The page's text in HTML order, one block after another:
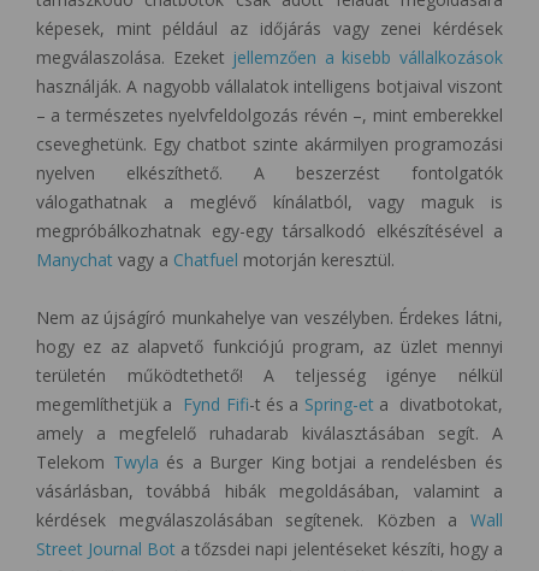
képesek, mint például az időjárás vagy zenei kérdések
megválaszolása. Ezeket jellemzően a kisebb vállalkozások
használják. A nagyobb vállalatok intelligens botjaival viszont
– a természetes nyelvfeldolgozás révén –, mint emberekkel
cseveghetünk. Egy chatbot szinte akármilyen programozási
nyelven elkészíthető. A beszerzést fontolgatók
válogathatnak a meglévő kínálatból, vagy maguk is
megpróbálkozhatnak egy-egy társalkodó elkészítésével a
Manychat vagy a Chatfuel motorján keresztül.
Nem az újságíró munkahelye van veszélyben. Érdekes látni,
hogy ez az alapvető funkciójú program, az üzlet mennyi
területén működtethető! A teljesség igénye nélkül
megemlíthetjük a Fynd Fifi-t és a Spring-et a divatbotokat,
amely a megfelelő ruhadarab kiválasztásában segít. A
Telekom Twyla és a Burger King botjai a rendelésben és
vásárlásban, továbbá hibák megoldásában, valamint a
kérdések megválaszolásában segítenek. Közben a Wall
Street Journal Bot a tőzsdei napi jelentéseket készíti, hogy a